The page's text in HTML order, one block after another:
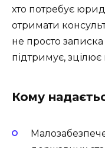
хто потребує
отримати
не просто записка
підтримує,
Кому